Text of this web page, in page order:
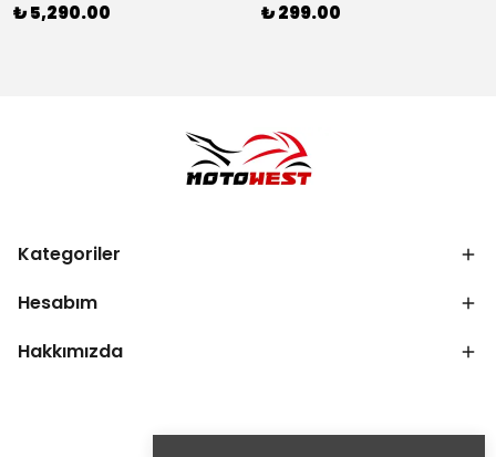
₺ 5,290.00 ₺ 299.00
Kategoriler
Hesabım
Hakkımızda